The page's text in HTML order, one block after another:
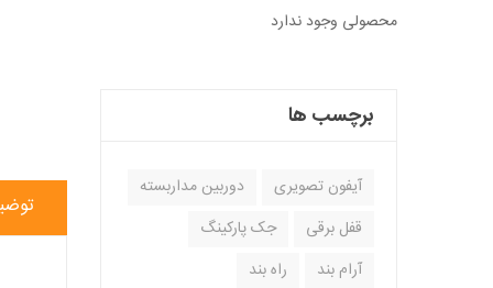
محصولی وجود ندارد
برچسب ها
آیفون تصویری
دوربین مداربسته
قفل برقی
جک پارکینگ
آرام بند
راه بند